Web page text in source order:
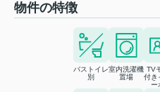
物件の特徴
バストイレ
別
室内洗濯機
置場
TV
付き
ー